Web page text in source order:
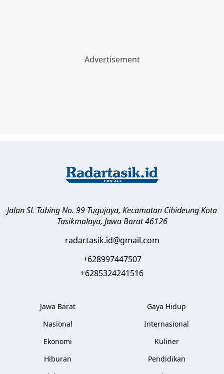
Jalan SL Tobing No. 99 Tugujaya, Kecamatan CihideungKota
Tasikmalaya, Jawa Barat 46126
radartasik.id@gmail.com
+628997447507
+6285324241516
Jawa Barat
Nasional
Ekonomi
Hiburan
Gaya Hidup
Internasional
Kuliner
Pendidikan